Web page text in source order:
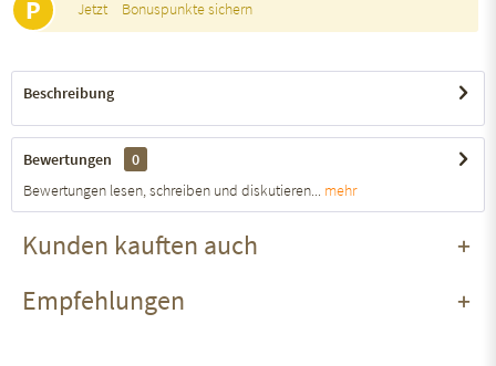
P Jetzt Bonuspunkte sichern
Beschreibung
Bewertungen
0
Bewertungen lesen, schreiben und diskutieren... mehr
Kunden kauften auch
Empfehlungen